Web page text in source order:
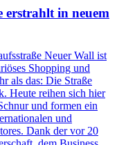
in neuem
Neuer Wall ist
Shopping und
als das: Die Straße
Heute reihen sich hier
und formen ein
und
Dank der vor 20